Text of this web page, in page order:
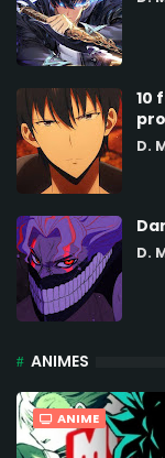
10
D.
D.
ANIMES
ANIME